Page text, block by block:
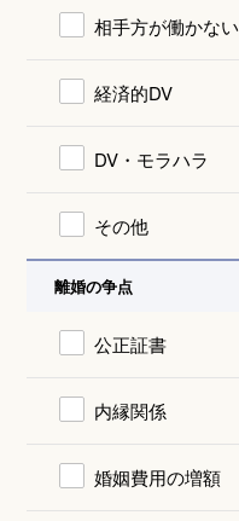
相手方が働かない
経済的DV
DV・モラハラ
その他
離婚の争点
公正証書
内縁関係
婚姻費用の増額